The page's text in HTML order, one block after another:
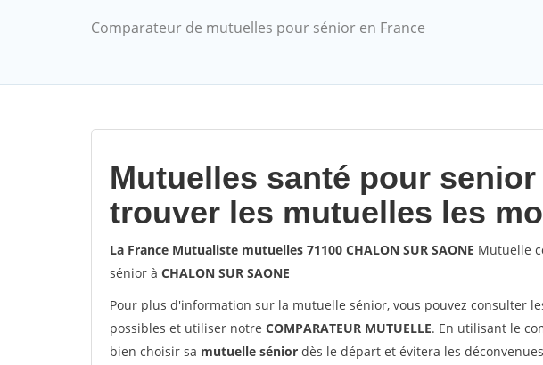
Comparateur de mutuelles pour sénior en France
Mutuelles santé pour
trouver les mutuelles les
La France Mutualiste mutuelles 71100 CHALON SUR SAONE Mutuelle
sénior à CHALON SUR SAONE
Pour plus d'information sur la mutuelle sénior, vous pouvez consulter
possibles et utiliser notre COMPARATEUR MUTUELLE. En utilisant le
bien choisir sa mutuelle sénior dès le départ et évitera les